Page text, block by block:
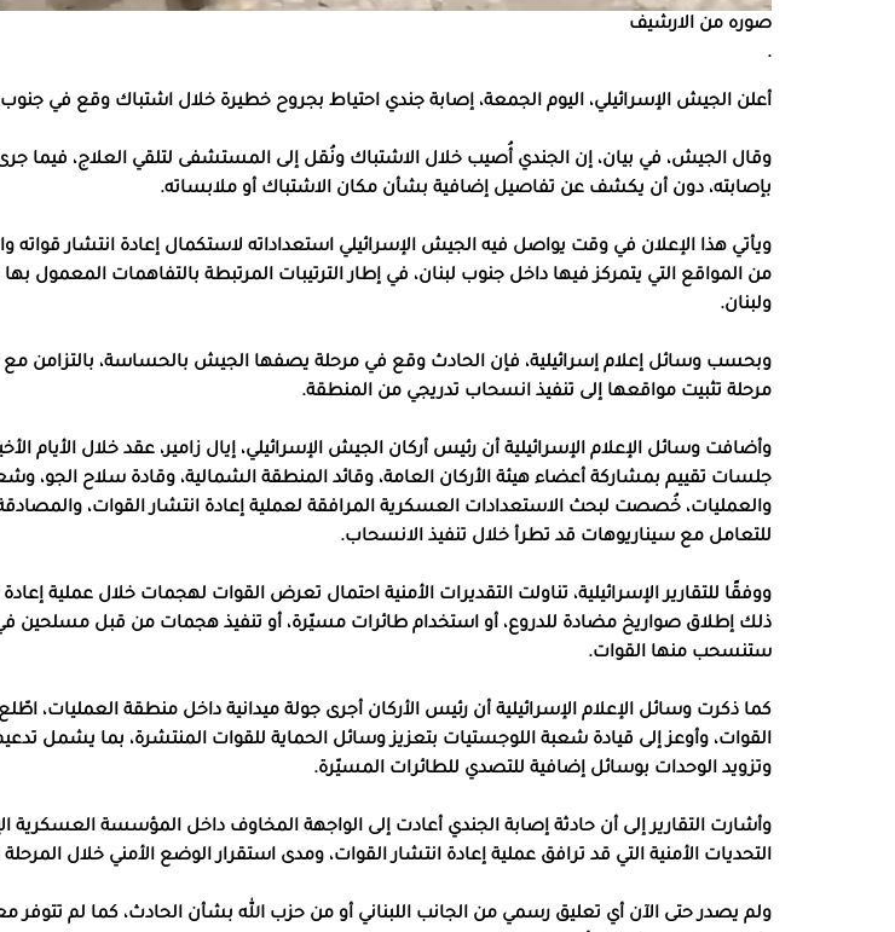
صوره من الارشيف
.
أعلن الجيش الإسرائيلي، اليوم الجمعة، إصابة جندي احتياط بجروح خطيرة خلال اشتباك وقع في جنوب
وقال الجيش، في بيان، إن الجندي أُصيب خلال الاشتباك ونُقل إلى المستشفى لتلقي العلاج، فيما جرى
بإصابته، دون أن يكشف عن تفاصيل إضافية بشأن مكان الاشتباك أو ملابساته.
ويأتي هذا الإعلان في وقت يواصل فيه الجيش الإسرائيلي استعداداته لاستكمال إعادة انتشار
من المواقع التي يتمركز فيها داخل جنوب لبنان، في إطار الترتيبات المرتبطة بالتفاهمات المعمول بها
ولبنان.
وبحسب وسائل إعلام إسرائيلية، فإن الحادث وقع في مرحلة يصفها الجيش بالحساسة، بالتزامن مع
مرحلة تثبيت مواقعها إلى تنفيذ انسحاب تدريجي من المنطقة.
وأضافت وسائل الإعلام الإسرائيلية أن رئيس أركان الجيش الإسرائيلي، إيال زامير، عقد خلال الأيام
جلسات تقييم بمشاركة أعضاء هيئة الأركان العامة، وقائد المنطقة الشمالية، وقادة سلاح الجو،
والعمليات، خُصصت لبحث الاستعدادات العسكرية المرافقة لعملية إعادة انتشار القوات،
للتعامل مع سيناريوهات قد تطرأ خلال تنفيذ الانسحاب.
ووفقًا للتقارير الإسرائيلية، تناولت التقديرات الأمنية احتمال تعرض القوات لهجمات خلال عملية إعادة
ذلك إطلاق صواريخ مضادة للدروع، أو استخدام طائرات مسيّرة، أو تنفيذ هجمات من قبل مسلحين في
ستنسحب منها القوات.
كما ذكرت وسائل الإعلام الإسرائيلية أن رئيس الأركان أجرى جولة ميدانية داخل منطقة العمليات،
القوات، وأوعز إلى قيادة شعبة اللوجستيات بتعزيز وسائل الحماية للقوات المنتشرة، بما يشمل
وتزويد الوحدات بوسائل إضافية للتصدي للطائرات المسيّرة.
وأشارت التقارير إلى أن حادثة إصابة الجندي أعادت إلى الواجهة المخاوف داخل المؤسسة العسكرية
التحديات الأمنية التي قد ترافق عملية إعادة انتشار القوات، ومدى استقرار الوضع الأمني خلال المرحلة
ولم يصدر حتى الآن أي تعليق رسمي من الجانب اللبناني أو من حزب الله بشأن الحادث، كما لم تتوفر